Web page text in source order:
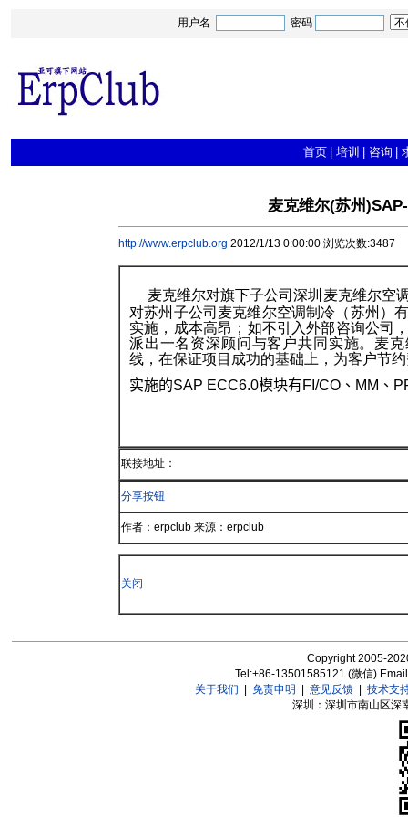
用户名 密码
首页 培训 咨询
麦克维尔(苏州
http://www.erpclub.org 2012/1/13 0:00:00 浏览次数:3487
麦克维尔对旗下子公司深圳麦克维尔空
对苏州子公司麦克维尔空调制冷（苏州）
实施，成本高昂；如不引入外部咨询公司
派出一名资深顾问与客户共同实施。麦
线，在保证项目成功的基础上，为客户节
实施的SAP ECC6.0模块有FI/CO 、 MM 、 P
联接地址：
分享按钮
作者：erpclub 来源：erpclub
关闭
Copyright 2005-
Tel:+86-13501585121 (微信)
关于我们
免责申明 意见反馈
技术支
深圳：深圳市南山区深